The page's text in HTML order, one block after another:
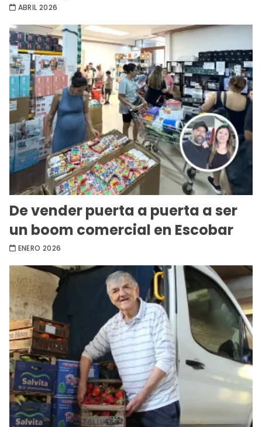
ABRIL 2026
De vender puerta a puerta a ser
un boom comercial en Escobar
ENERO 2026